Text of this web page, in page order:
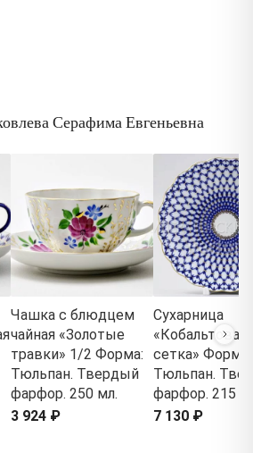
Серафима Евгеньевна
Чашка с блюдцем
чайная «Золотые
травки» 1/2 Форма:
Тюльпан. Твердый
фарфор. 250 мл.
3 924 ₽
Сухарница
«Кобальтовая
сетка» Форма:
Тюльпан.
фарфор. 215
7 130 ₽